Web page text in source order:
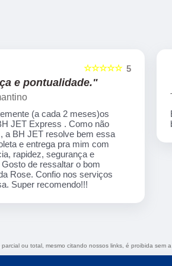
5
☆☆☆☆☆
atendimendo."
e ótimo custo
ou total, mesmo citando nossos links, é proibida